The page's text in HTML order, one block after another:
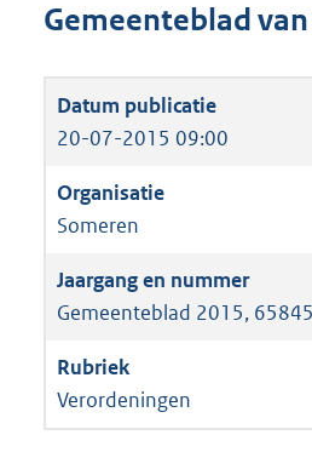
Gemeenteblad
20-07-2015 09:00
Someren
Gemeenteblad 2015, 65845
Verordeningen